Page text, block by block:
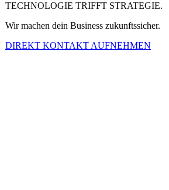
TECHNOLOGIE TRIFFT STRATEGIE.
Wir machen dein Business zukunftssicher.
DIREKT KONTAKT AUFNEHMEN